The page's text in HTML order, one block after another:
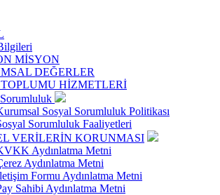
MİSYON
DEĞERLER
HİZMETLERİ
Sosyal Sorumluluk Politikası
Sorumluluk Faaliyetleri
VERİLERİN KORUNMASI
Aydınlatma Metni
Aydınlatma Metni
Formu Aydınlatma Metni
Sahibi Aydınlatma Metni